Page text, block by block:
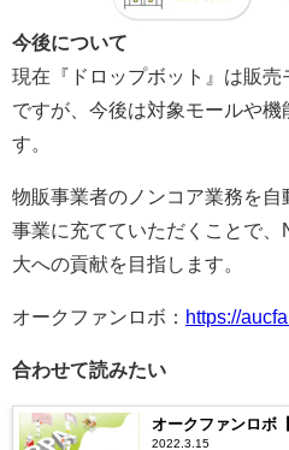
今後について
現在『ドロップボット』は販
ですが、今後は対象モールや機
す。
物販事業者のノンコア業務を
事業に充てていただくことで
大への貢献を目指します。
オークファンロボ： https://
合わせて読みたい
オークファンロボ
2022.3.15